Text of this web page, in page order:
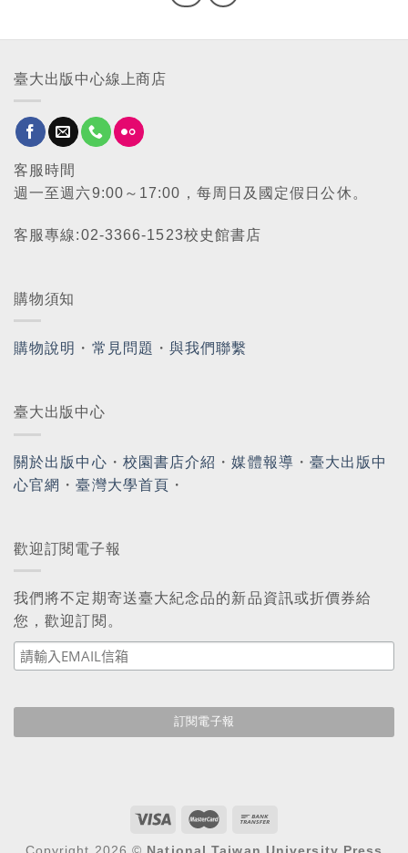
臺大出版中心線上商店
客服時間
週一至週六9:00～17:00，每周日及國定假日公休。
客服專線:02-3366-1523校史館書店
購物須知
購物說明 ・ 常見問題 ・與我們聯繫
臺大出版中心
關於出版中心 ・ 校園書店介紹 ・媒體報導 ・ 臺大出版中
心官網 ・臺灣大學首頁 ・
歡迎訂閱電子報
我們將不定期寄送臺大紀念品的新品資訊或折價券給
您，歡迎訂閱。